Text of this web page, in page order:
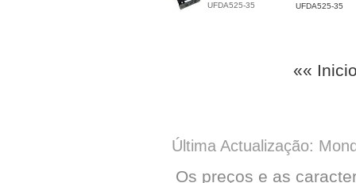
UFDA525-35
UFDA525-35
««
Última Actualização:
Os preços e as